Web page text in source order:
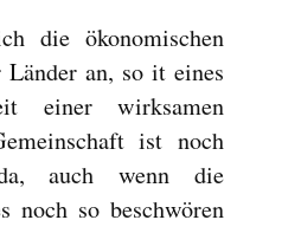
die ökonomischen
an, so it eines
einer wirksamen
ist noch
auch wenn die
noch so beschwören